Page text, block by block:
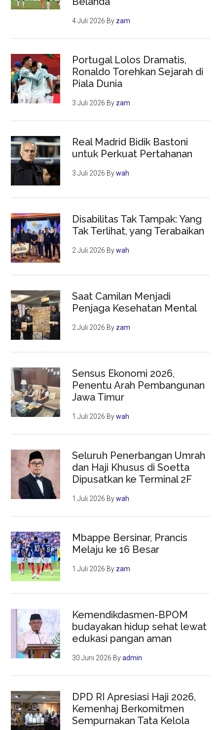
4 Juli 2026 By zam
Portugal Lolos Dramatis,
Ronaldo Torehkan Sejarah di
Piala Dunia
3 Juli 2026 By zam
Real Madrid Bidik Bastoni
untuk Perkuat Pertahanan
3 Juli 2026 Bywah
Disabilitas Tak Tampak: Yang
Tak Terlihat, yang Terabaikan
2 Juli 2026 Bywah
Saat Camilan Menjadi
Penjaga Kesehatan Mental
2 Juli 2026 By zam
Sensus Ekonomi 2026,
Penentu Arah Pembangunan
Jawa Timur
1 Juli 2026 Bywah
Seluruh Penerbangan Umrah
dan Haji Khusus di Soetta
Dipusatkan ke Terminal 2F
1 Juli 2026 Bywah
Mbappe Bersinar, Prancis
Melaju ke 16 Besar
1 Juli 2026 By zam
Kemendikdasmen-BPOM
budayakan hidup sehat lewat
edukasi pangan aman
30 Juni 2026 Byadmin
DPD RI Apresiasi Haji 2026,
Kemenhaj Berkomitmen
Sempurnakan Tata Kelola